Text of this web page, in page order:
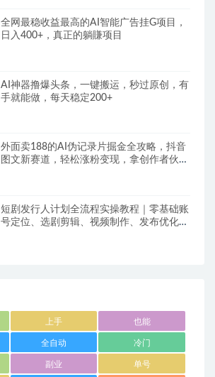
全网最稳收益最高的AI智能广告挂G项目，
日入400+，真正的躺賺项目
AI神器撸爆头条，一键搬运，秒过原创，有
手就能做，每天稳定200+
外面卖188的AI伪记录片掘金全攻略，抖音
图文新赛道，轻松涨粉变现，拿创作者伙伴
短剧发行人计划全流程实操教程｜零基础账
号定位、选剧剪辑、视频制作、发布优化一
上手 也能
全自动 冷门
副业 单号